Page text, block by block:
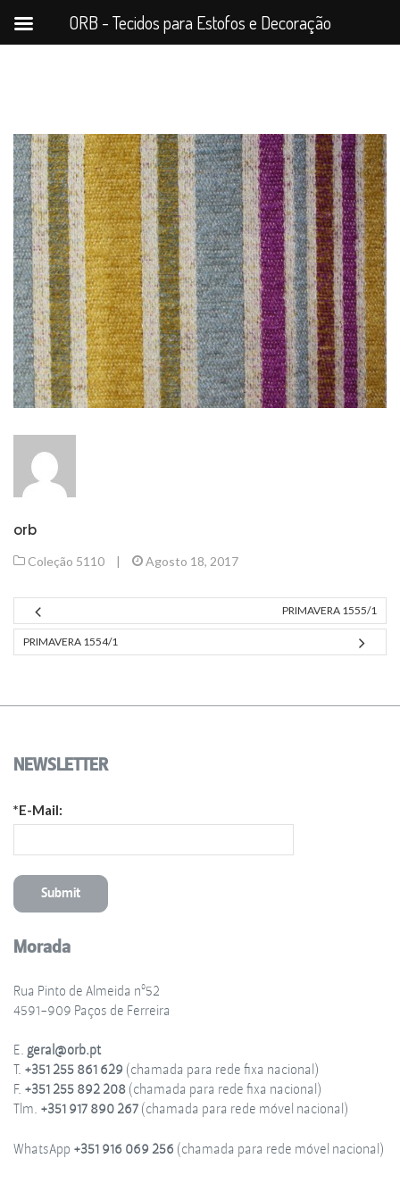
orb
Coleção 5110 | Agosto 18, 2017
PRIMAVERA 1555/1
PRIMAVERA 1554/1
NEWSLETTER
*E-Mail:
Morada
Rua Pinto de Almeida nº52
4591-909 Paços de Ferreira
E. geral@orb.pt
T. +351 255 861 629 (chamada para rede fixa nacional)
F. +351 255 892 208(chamada para rede fixa nacional)
Tlm. +351 917 890 267(chamada para rede móvel nacional)
WhatsApp +351 916 069 256 (chamada para rede móvel nacional)
ORB - Tecidos para Estofos e Decoração